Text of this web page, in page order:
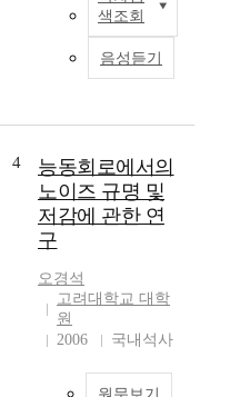
색조회
음성듣기
4
능동회로에서의
노이즈 규명 및
저감에 관한 연
구
오경석
고려대학교 대학
원
2006
국내석사